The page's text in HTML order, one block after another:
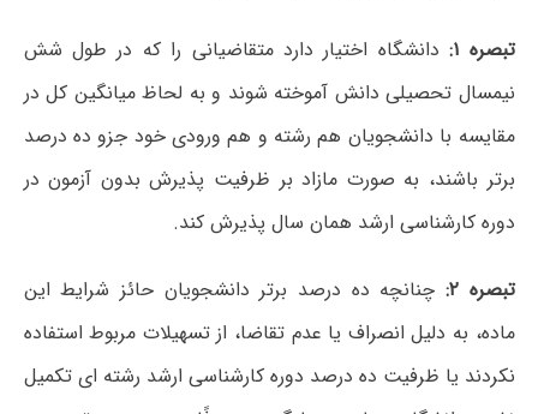
تبصره ۱:
دانشگاه اختیار دارد متقاضیانی را که در طول شش
نیمسال تحصیلی دانش آموخته شوند و به لحاظ میانگین کل در
مقایسه با دانشجویان هم رشته و هم ورودی خود جزو ده درصد
برتر باشند، به صورت مازاد بر ظرفیت پذیرش بدون آزمون در
دوره کارشناسی ارشد همان سال پذیرش کند.
تبصره ۲:
چنانچه ده درصد برتر دانشجویان حائز شرایط این
ماده، به دلیل انصراف یا عدم تقاضا، از تسهیلات مربوط استفاده
نکردند یا ظرفیت ده درصد دوره کارشناسی ارشد رشته ای تکمیل